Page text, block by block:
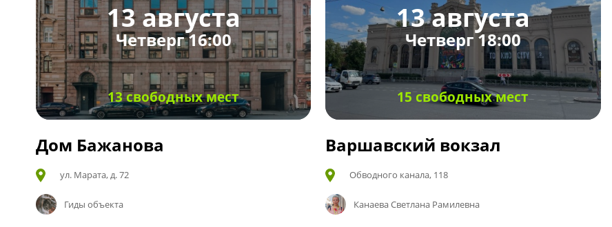
13 августа
Четверг 16:00
13 свободных мест
Дом Бажанова
ул. Марата, д. 72
Гиды объекта
13 августа
Четверг 18:00
15 свободных мест
Варшавский вокзал
Обводного канала, 118
Канаева Светлана Рамилевна